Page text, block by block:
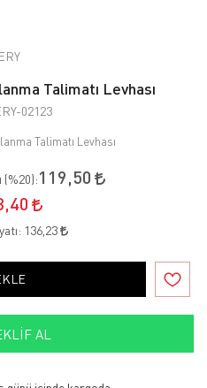
ERY
Talimatı Levhası
02123
Talimatı Levhası
(%20):119,50
136,23
AL